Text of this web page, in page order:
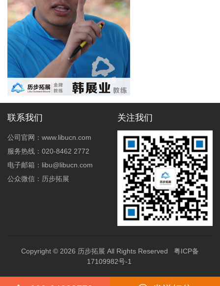
联系我们
公司官网：www.libucn.com
服务热线：020-8462 2772
电子邮箱：libu@libucn.com
公众微信：历步拓展
关注我们
Copyright © 2026 历步拓展 All Rights Reserved 粤ICP备
17109982号-1